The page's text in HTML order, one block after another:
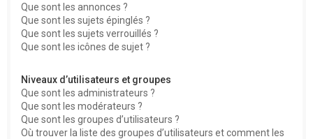
Que sont les annonces ?
Que sont les sujets épinglés ?
Que sont les sujets verrouillés ?
Que sont les icônes de sujet ?
Niveaux d’utilisateurs et groupes
Que sont les administrateurs ?
Que sont les modérateurs ?
Que sont les groupes d’utilisateurs ?
Où trouver la liste des groupes d’utilisateurs et comment les